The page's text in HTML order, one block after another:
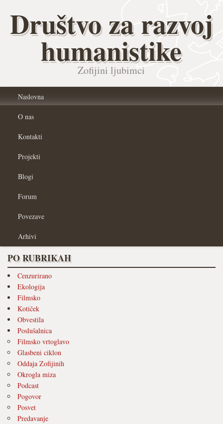
Društvo za razvoj
humanistike
Zofijini ljubimci
Naslovna
O nas
Kontakti
Projekti
Blogi
Forum
Povezave
Arhivi
PO RUBRIKAH
Cenzurirano
Ekologija
Filmsko
Kotiček
Obvestila
Poslušalnica
Filmsko vrtoglavo
Glasbeni ciklon
Oddaja Zofijinih
Okrogla miza
Podcast
Pogovor
Posvet
Predavanje